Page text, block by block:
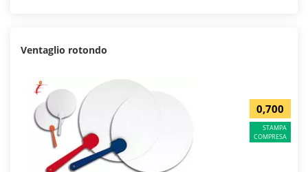
Ventaglio rotondo
0,700
STAMPA
COMPRESA